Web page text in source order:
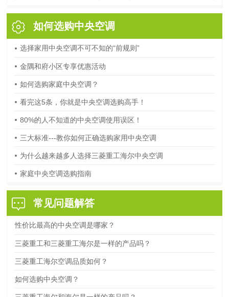
如何选购中央空调
选择家用中央空调不可不知的“前规则”
金隅和府小区专享优惠活动
如何选购家庭中央空调？
看完这5条，你就是中央空调选购高手！
80%的人不知道的中央空调使用误区！
三大标准---教你如何正确选购家用中央空调
为什么越来越多人选择三菱重工海尔中央空调
家庭中央空调选购指南
常见问题解答
性价比最高的中央空调是哪家？
三菱重工和三菱重工海尔是一样的产品吗？
三菱重工海尔空调品质如何？
如何选购中央空调？